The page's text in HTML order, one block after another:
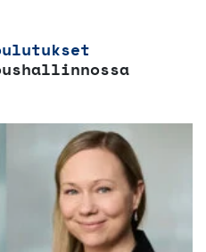
tuotteella
useampi
muunnelma.